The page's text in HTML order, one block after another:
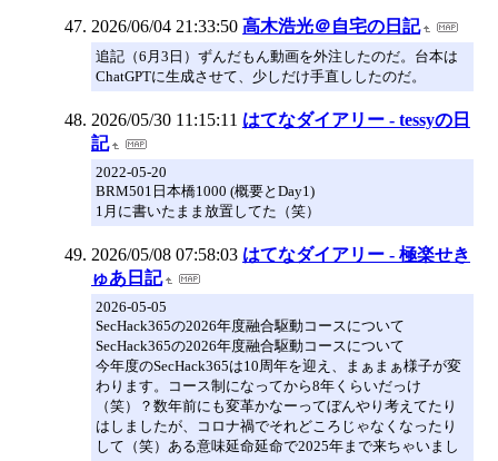
2026/06/04 21:33:50 高木浩光＠自宅の日記
追記（6月3日）ずんだもん動画を外注したのだ。台本は
ChatGPTに生成させて、少しだけ手直ししたのだ。
2026/05/30 11:15:11 はてなダイアリー - tessyの日
記
2022-05-20
BRM501日本橋1000 (概要とDay1)
1月に書いたまま放置してた（笑）
2026/05/08 07:58:03 はてなダイアリー - 極楽せき
ゅあ日記
2026-05-05
SecHack365の2026年度融合駆動コースについて
SecHack365の2026年度融合駆動コースについて
今年度のSecHack365は10周年を迎え、まぁまぁ様子が変
わります。コース制になってから8年くらいだっけ
（笑）？数年前にも変革かなーってぼんやり考えてたり
はしましたが、コロナ禍でそれどころじゃなくなったり
して（笑）ある意味延命延命で2025年まで来ちゃいまし